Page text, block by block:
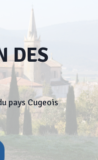
DES
pays Cugeois